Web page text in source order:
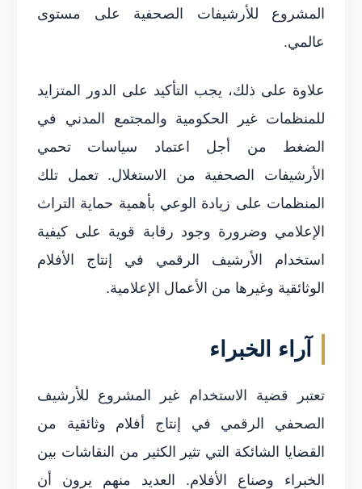
المشروع للأرشيفات الصحفية على مستوى
عالمي.
علاوة على ذلك، يجب التأكيد على الدور المتزايد
للمنظمات غير الحكومية والمجتمع المدني في
الضغط من أجل اعتماد سياسات تحمي
الأرشيفات الصحفية من الاستغلال. تعمل تلك
المنظمات على زيادة الوعي بأهمية حماية التراث
الإعلامي وضرورة وجود رقابة قوية على كيفية
استخدام الأرشيف الرقمي في إنتاج الأفلام
الوثائقية وغيرها من الأعمال الإعلامية.
آراء الخبراء
تعتبر قضية الاستخدام غير المشروع للأرشيف
الصحفي الرقمي في إنتاج أفلام وثائقية من
القضايا الشائكة التي تثير الكثير من النقاشات بين
الخبراء وصناع الأفلام. العديد منهم يرون أن